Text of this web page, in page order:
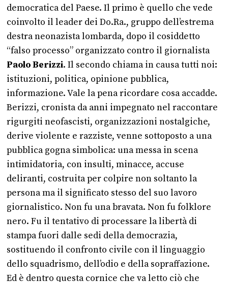
democratica del Paese. Il primo è quello che vede
coinvolto il leader dei Do.Ra., gruppo dell’estrema
destra neonazista lombarda, dopo il cosiddetto
“falso processo” organizzato contro il giornalista
Paolo Berizzi. Il secondo chiama in causa tutti noi:
istituzioni, politica, opinione pubblica,
informazione. Vale la pena ricordare cosa accadde.
Berizzi, cronista da anni impegnato nel raccontare
rigurgiti neofascisti, organizzazioni nostalgiche,
derive violente e razziste, venne sottoposto a una
pubblica gogna simbolica: una messa in scena
intimidatoria, con insulti, minacce, accuse
deliranti, costruita per colpire non soltanto la
persona ma il significato stesso del suo lavoro
giornalistico. Non fu una bravata. Non fu folklore
nero. Fu il tentativo di processare la libertà di
stampa fuori dalle sedi della democrazia,
sostituendo il confronto civile con il linguaggio
dello squadrismo, dell’odio e della sopraffazione.
Ed è dentro questa cornice che va letto ciò che